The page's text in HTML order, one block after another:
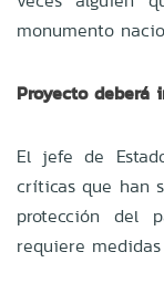
monumento
Proyecto deberá
El jefe de
críticas que han
protección del
requiere medidas